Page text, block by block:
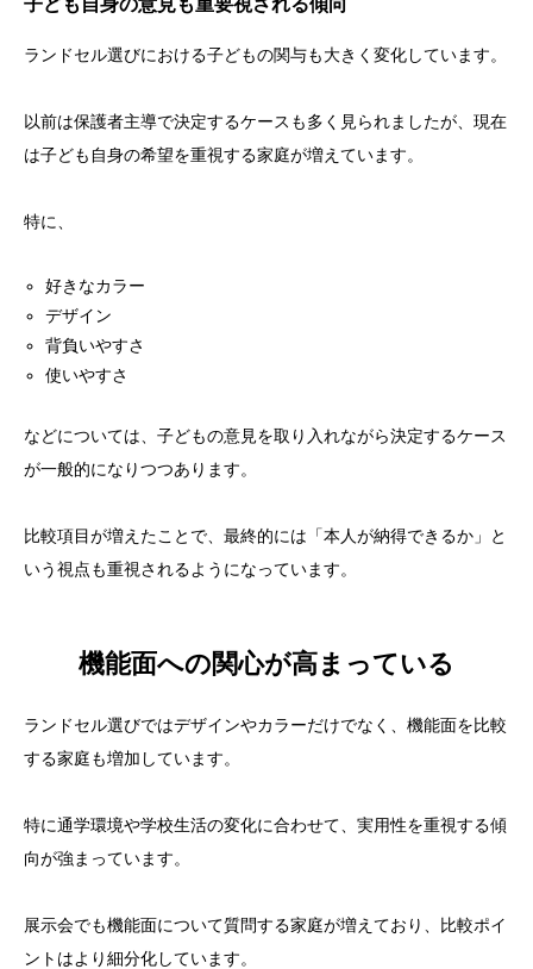
子ども自身の意見も重要視される傾向
ランドセル選びにおける子どもの関与も大きく変化しています。
以前は保護者主導で決定するケースも多く見られましたが、現在
は子ども自身の希望を重視する家庭が増えています。
特に、
好きなカラー
デザイン
背負いやすさ
使いやすさ
などについては、子どもの意見を取り入れながら決定するケース
が一般的になりつつあります。
比較項目が増えたことで、最終的には「本人が納得できるか」と
いう視点も重視されるようになっています。
機能面への関心が高まっている
ランドセル選びではデザインやカラーだけでなく、機能面を比較
する家庭も増加しています。
特に通学環境や学校生活の変化に合わせて、実用性を重視する傾
向が強まっています。
展示会でも機能面について質問する家庭が増えており、比較ポイ
ントはより細分化しています。